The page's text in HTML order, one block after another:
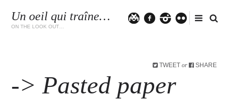
Un oeil qui traîne…
ON THE LOOK OUT…
TWEET or SHARE
-> Pasted paper